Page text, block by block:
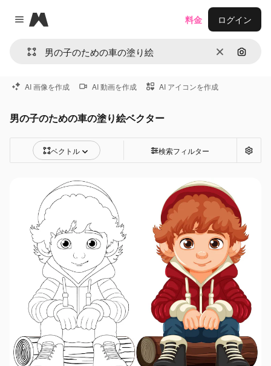
Close menu
Magnific
消去 画像で
料金 ログイン
AI 画像を作成 AI 動画を作成 AI アイコンを作成
男の子のための車の塗り絵ベクター
ベクトル 検索フィルター